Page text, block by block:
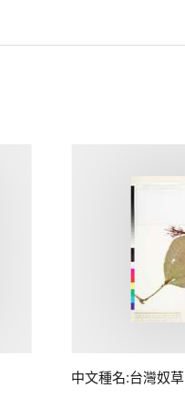
中文種名:台灣奴草